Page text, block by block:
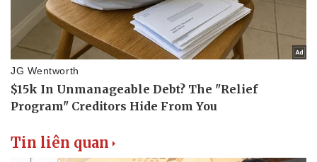
Tin liên quan